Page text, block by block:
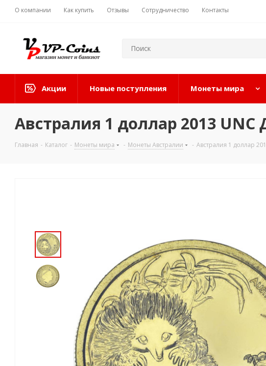
О компании Как купить Отзывы Сотрудничество Контакты
Акции Новые поступления Монеты мира
Австралия 1 доллар 2013
Главная - Каталог - Монеты мира - Монеты Австралии - Австралия 1 доллар